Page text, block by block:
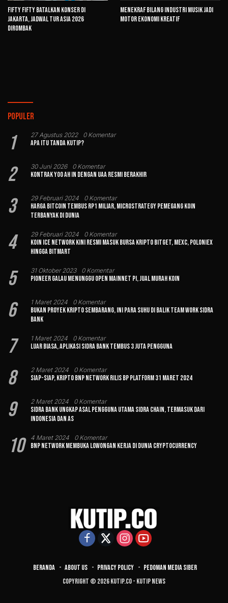
FIFTY FIFTY Batalkan Konser di
Jakarta, Jadwal Tur Asia 2026
Dirombak
Menekraf Bilang Industri Musik Jadi
Motor Ekonomi Kreatif
Populer
1 27 Agustus 2022 0 Komentar
Apa Itu Tanda Kutip?
2 30 Juni 2026 0 Komentar
Kontrak Yoo Ah In dengan UAA Resmi Berakhir
3 29 Februari 2024 0 Komentar
Harga Bitcoin Tembus Rp1 Miliar, MicroStrategy Pemegang Koin
Terbanyak di Dunia
4 29 Februari 2024 0 Komentar
Koin Ice Network Kini Resmi Masuk Bursa Kripto Bitget, MEXC, Poloniex
hingga BitMart
5 31 Oktober 2023 0 Komentar
Pioneer Galau Menunggu Open Mainnet Pi, Jual Murah Koin
6 1 Maret 2024 0 Komentar
Bukan Proyek Kripto Sembarang, Ini Para Suhu di Balik Team Work Sidra
Bank
7 1 Maret 2024 0 Komentar
Luar Biasa, Aplikasi Sidra Bank Tembus 3 Juta Pengguna
8 2 Maret 2024 0 Komentar
Siap-siap, Kripto BNP Network Rilis BP Platform 31 Maret 2024
9 2 Maret 2024 0 Komentar
Sidra Bank Ungkap Asal Pengguna Utama Sidra Chain, Termasuk dari
Indonesia dan AS
10 4 Maret 2024 0 Komentar
BNP Network Membuka Lowongan Kerja di Dunia Cryptocurrency
Beranda About Us Privacy Policy
Pedoman Media Siber
Copyright © 2026 Kutip.co - Kutip News